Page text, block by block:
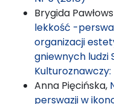
Brygida
lekkość -
organizacji
gniewnych ludzi
Kulturoznawczy:
Anna Pięcińska,
perswazji w